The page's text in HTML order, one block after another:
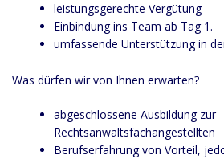
leistungsgerechte Vergütung
Einbindung ins Team ab Tag 1.
umfassende Unterstützung in
Was dürfen wir von Ihnen erwarten?
abgeschlossene Ausbildung zur
Rechtsanwaltsfachangestellten
Berufserfahrung von Vorteil,